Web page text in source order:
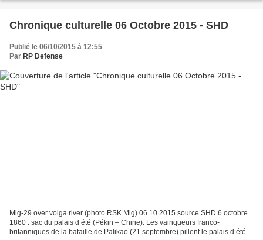
Chronique culturelle 06 Octobre 2015 - SHD
Publié le 06/10/2015 à 12:55
Par RP Defense
Mig-29 over volga river (photo RSK Mig) 06.10.2015 source SHD 6 octobre
1860 : sac du palais d’été (Pékin – Chine). Les vainqueurs franco-
britanniques de la bataille de Palikao (21 septembre) pillent le palais d’été.